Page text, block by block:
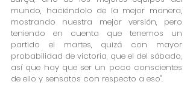
mundo, haciéndolo de la mejor manera,
mostrando nuestra mejor versión, pero
teniendo en cuenta que tenemos un
partido el martes, quizá con mayor
probabilidad de victoria, que el del sábado,
así que hay que ser un poco conscientes
de ello y sensatos con respecto a eso".